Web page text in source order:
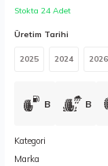
Stokta 24 Adet
Üretim Tarihi
2025 2024 2026
B B
Kategori
Marka